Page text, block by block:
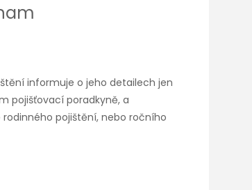
informuje o jeho detailech jen
pojišťovací poradkyně, a
pojištění, nebo ročního